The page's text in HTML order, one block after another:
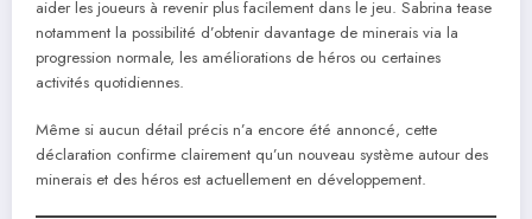
aider les joueurs à revenir plus facilement dans le jeu. Sabrina tease
notamment la possibilité d’obtenir davantage de minerais via la
progression normale, les améliorations de héros ou certaines
activités quotidiennes.
Même si aucun détail précis n’a encore été annoncé, cette
déclaration confirme clairement qu’un nouveau système autour des
minerais et des héros est actuellement en développement.